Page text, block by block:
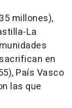
millones),
La
en
País Vasco
las que